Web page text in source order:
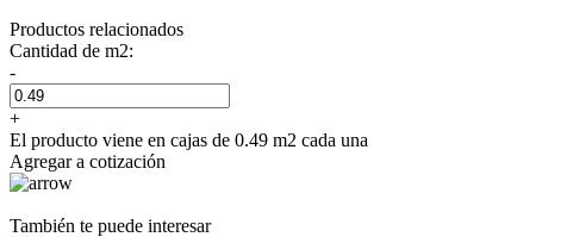
Productos relacionados
Cantidad de m2:
-
+
El producto viene en cajas de 0.49 m2 cada una
Agregar a cotización
También te puede interesar